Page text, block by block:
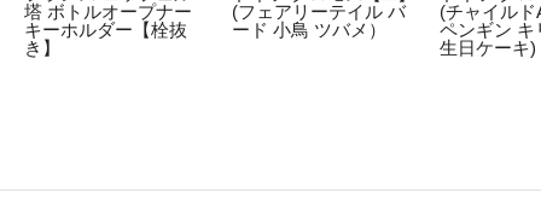
塔 ボトルオープナー
キーホルダー【栓抜
き】
(フェアリーテイル バ
ード 小鳥 ツバメ）
(チャイルド
ペンギン キ
生日ケーキ)